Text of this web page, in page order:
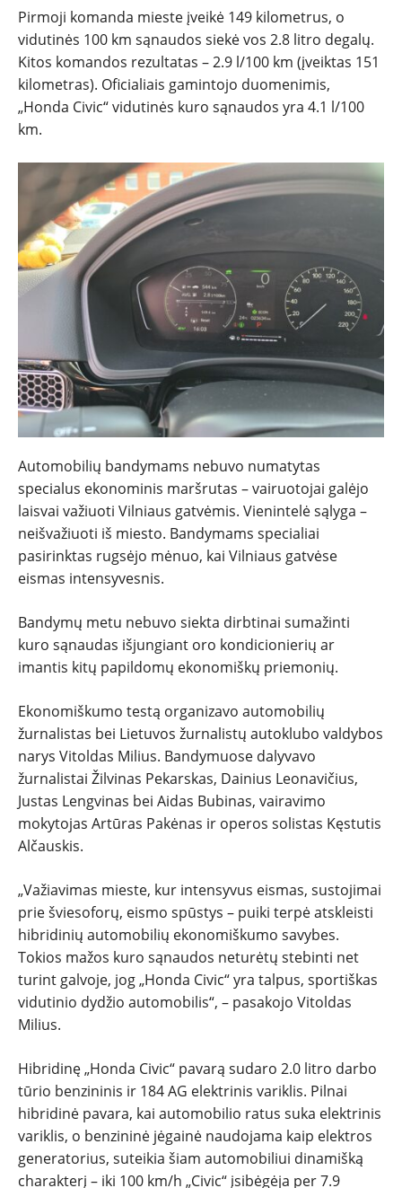
PATARIMAI
ĮVAIRENYBĖS
Pirmoji komanda mieste įveikė 149 kilometrus, o
vidutinės 100 km sąnaudos siekė vos 2.8 litro degalų.
Kitos komandos rezultatas – 2.9 l/100 km (įveiktas 151
kilometras). Oficialiais gamintojo duomenimis,
„Honda Civic“ vidutinės kuro sąnaudos yra 4.1 l/100
km.
Automobilių bandymams nebuvo numatytas
specialus ekonominis maršrutas – vairuotojai galėjo
laisvai važiuoti Vilniaus gatvėmis. Vienintelė sąlyga –
neišvažiuoti iš miesto. Bandymams specialiai
pasirinktas rugsėjo mėnuo, kai Vilniaus gatvėse
eismas intensyvesnis.
Bandymų metu nebuvo siekta dirbtinai sumažinti
kuro sąnaudas išjungiant oro kondicionierių ar
imantis kitų papildomų ekonomiškų priemonių.
Ekonomiškumo testą organizavo automobilių
žurnalistas bei Lietuvos žurnalistų autoklubo valdybos
narys Vitoldas Milius. Bandymuose dalyvavo
žurnalistai Žilvinas Pekarskas, Dainius Leonavičius,
Justas Lengvinas bei Aidas Bubinas, vairavimo
mokytojas Artūras Pakėnas ir operos solistas Kęstutis
Alčauskis.
„Važiavimas mieste, kur intensyvus eismas, sustojimai
prie šviesoforų, eismo spūstys – puiki terpė atskleisti
hibridinių automobilių ekonomiškumo savybes.
Tokios mažos kuro sąnaudos neturėtų stebinti net
turint galvoje, jog „Honda Civic“ yra talpus, sportiškas
vidutinio dydžio automobilis“, – pasakojo Vitoldas
Milius.
Hibridinę „Honda Civic“ pavarą sudaro 2.0 litro darbo
tūrio benzininis ir 184 AG elektrinis variklis. Pilnai
hibridinė pavara, kai automobilio ratus suka elektrinis
variklis, o benzininė jėgainė naudojama kaip elektros
generatorius, suteikia šiam automobiliui dinamišką
charakterį – iki 100 km/h „Civic“ įsibėgėja per 7.9